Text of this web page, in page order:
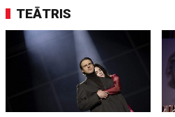
TEĀTRIS